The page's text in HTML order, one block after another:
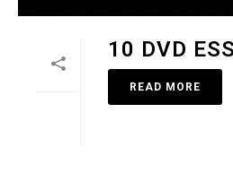
10 DVD
READ MORE